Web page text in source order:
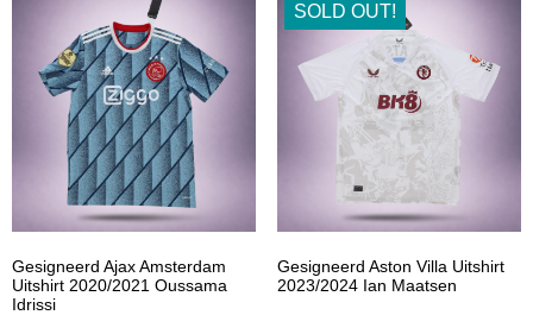
Gesigneerd Ajax Amsterdam
Uitshirt 2020/2021 Oussama
Idrissi
SOLD OUT!
Gesigneerd Aston Villa Uitshirt
2023/2024 Ian Maatsen